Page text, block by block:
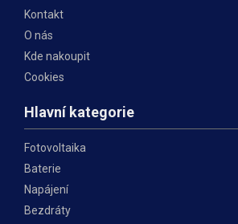
Kontakt
O nás
Kde nakoupit
Cookies
Hlavní kategorie
Fotovoltaika
Baterie
Napájení
Bezdráty